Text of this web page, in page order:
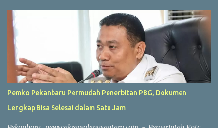
Pemko Pekanbaru Permudah Penerbitan PBG, Dokumen
Lengkap Bisa Selesai dalam Satu Jam